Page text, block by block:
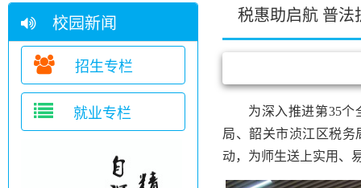
校园新闻
招生专栏
就业专栏
税惠助启航 普
为深入推进第35
局、韶关市浈江区税务
动，为师生送上实用、